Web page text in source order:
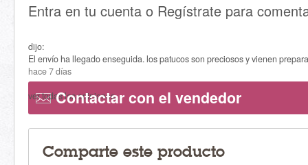
Entra en tu cuenta o Regístrate para
dijo:
El envío ha llegado enseguida. los patucos son preciosos y vienen
hace 7 días
ver todas las opiniones
Contactar con el vendedor
Comparte este producto